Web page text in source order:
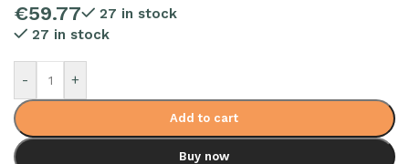
€59.77
27 in stock
27 in stock
- +
Add to cart
Buy now